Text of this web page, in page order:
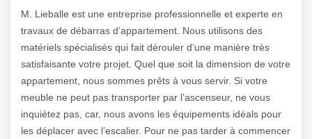
M. Lieballe est une entreprise professionnelle et experte en
travaux de débarras d’appartement. Nous utilisons des
matériels spécialisés qui fait dérouler d’une manière très
satisfaisante votre projet. Quel que soit la dimension de votre
appartement, nous sommes prêts à vous servir. Si votre
meuble ne peut pas transporter par l’ascenseur, ne vous
inquiétez pas, car, nous avons les équipements idéals pour
les déplacer avec l’escalier. Pour ne pas tarder à commencer